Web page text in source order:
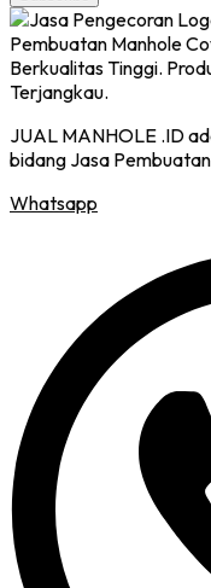
JUAL MANHOLE .ID
bidang Jasa
Whatsapp